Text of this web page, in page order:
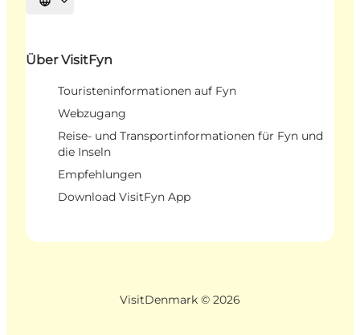
Sprache auswählen
Über VisitFyn
Touristeninformationen auf Fyn
Webzugang
Reise- und Transportinformationen für Fyn und
die Inseln
Empfehlungen
Download VisitFyn App
VisitDenmark © 2026